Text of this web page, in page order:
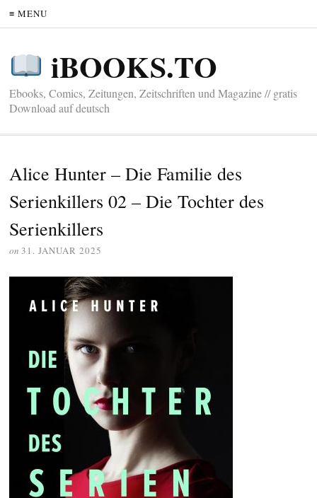
≡ MENU
iBOOKS.TO
Ebooks, Comics, Zeitungen, Zeitschriften und Magazine // gratis
Download auf deutsch
Alice Hunter – Die Familie des
Serienkillers 02 – Die Tochter des
Serienkillers
on 31. JANUAR 2025